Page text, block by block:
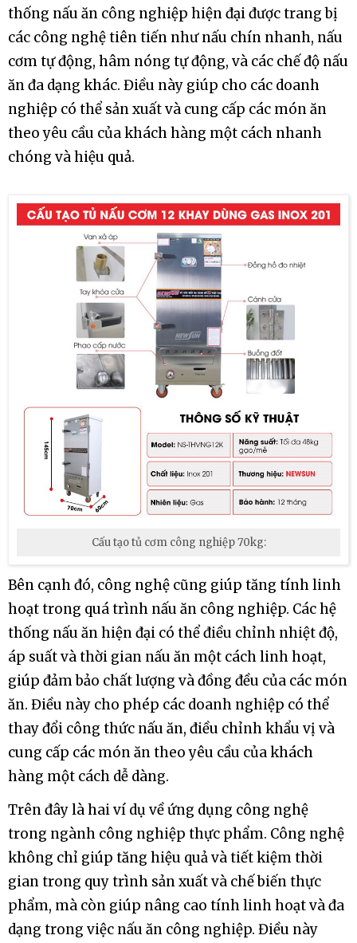
thống nấu ăn công nghiệp hiện đại được trang bị
các công nghệ tiên tiến như nấu chín nhanh, nấu
cơm tự động, hâm nóng tự động, và các chế độ nấu
ăn đa dạng khác. Điều này giúp cho các doanh
nghiệp có thể sản xuất và cung cấp các món ăn
theo yêu cầu của khách hàng một cách nhanh
chóng và hiệu quả.
Cấu tạo tủ cơm công nghiệp 70kg:
Bên cạnh đó, công nghệ cũng giúp tăng tính linh
hoạt trong quá trình nấu ăn công nghiệp. Các hệ
thống nấu ăn hiện đại có thể điều chỉnh nhiệt độ,
áp suất và thời gian nấu ăn một cách linh hoạt,
giúp đảm bảo chất lượng và đồng đều của các món
ăn. Điều này cho phép các doanh nghiệp có thể
thay đổi công thức nấu ăn, điều chỉnh khẩu vị và
cung cấp các món ăn theo yêu cầu của khách
hàng một cách dễ dàng.
Trên đây là hai ví dụ về ứng dụng công nghệ
trong ngành công nghiệp thực phẩm. Công nghệ
không chỉ giúp tăng hiệu quả và tiết kiệm thời
gian trong quy trình sản xuất và chế biến thực
phẩm, mà còn giúp nâng cao tính linh hoạt và đa
dạng trong việc nấu ăn công nghiệp. Điều này